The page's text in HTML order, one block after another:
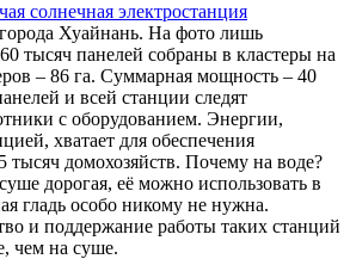
солнечная электростанция
Хуайнань. На фото лишь
тысяч панелей собраны в кластеры на
– 86 га. Суммарная мощность – 40
и всей станции следят
с оборудованием. Энергии,
хватает для обеспечения
тысяч домохозяйств. Почему на воде?
дорогая, её можно использовать в
гладь особо никому не нужна.
и поддержание работы таких станций
чем на суше.